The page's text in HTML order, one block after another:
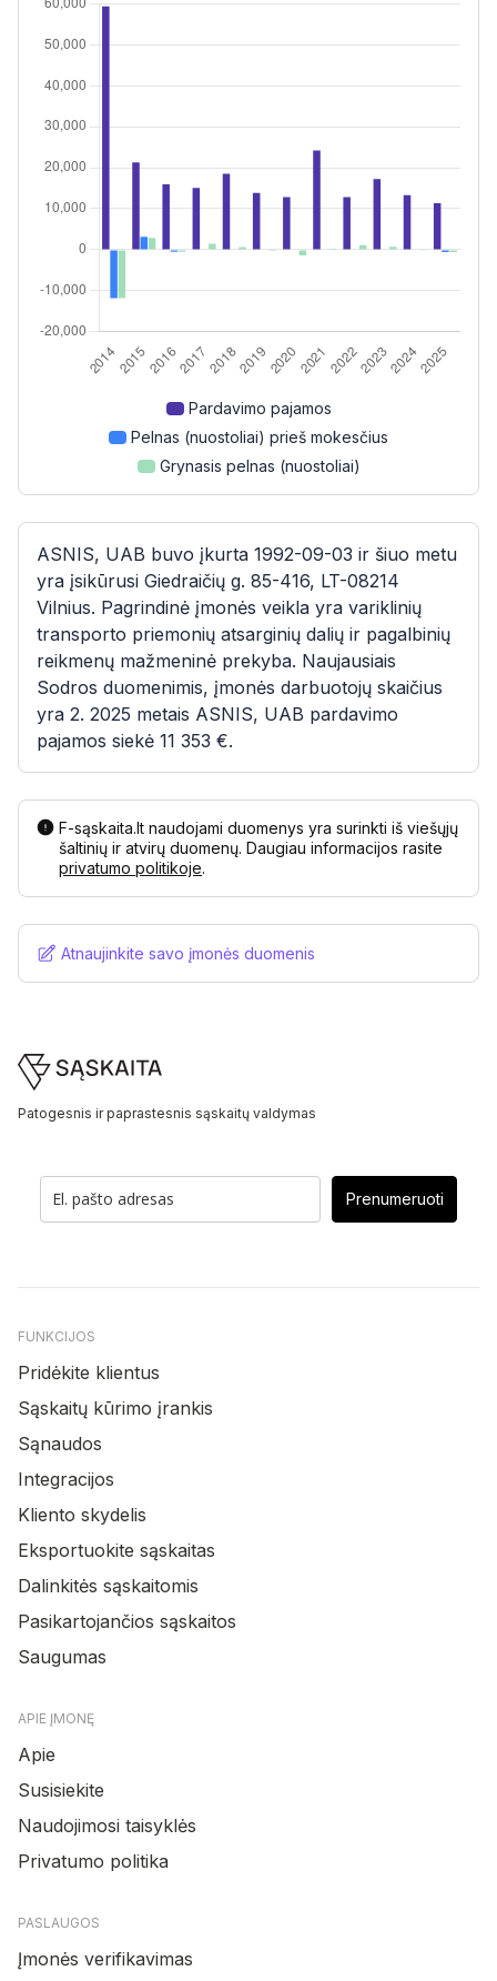
Pardavimo pajamos
Pelnas (nuostoliai) prieš mokesčius
Grynasis pelnas (nuostoliai)
ASNIS, UAB buvo įkurta 1992-09-03 ir šiuo metu
yra įsikūrusi Giedraičių g. 85-416, LT-08214
Vilnius. Pagrindinė įmonės veikla yra variklinių
transporto priemonių atsarginių dalių ir pagalbinių
reikmenų mažmeninė prekyba. Naujausiais
Sodros duomenimis, įmonės darbuotojų skaičius
yra 2. 2025 metais ASNIS, UAB pardavimo
pajamos siekė 11 353 €.
F-sąskaita.lt naudojami duomenys yra surinkti iš viešųjų
šaltinių ir atvirų duomenų. Daugiau informacijos rasite
privatumo politikoje.
Atnaujinkite savo įmonės duomenis
Footer
Patogesnis ir paprastesnis sąskaitų valdymas
Prenumeruoti
FUNKCIJOS
Pridėkite klientus
Sąskaitų kūrimo įrankis
Sąnaudos
Integracijos
Kliento skydelis
Eksportuokite sąskaitas
Dalinkitės sąskaitomis
Pasikartojančios sąskaitos
Saugumas
APIE ĮMONĘ
Apie
Susisiekite
Naudojimosi taisyklės
Privatumo politika
PASLAUGOS
Įmonės verifikavimas